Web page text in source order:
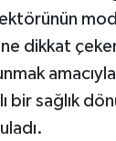
dikkat
amacıyla
sağlık